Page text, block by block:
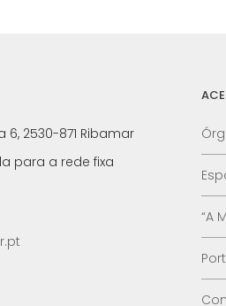
6, 2530-871 Ribamar
para a rede fixa
“A